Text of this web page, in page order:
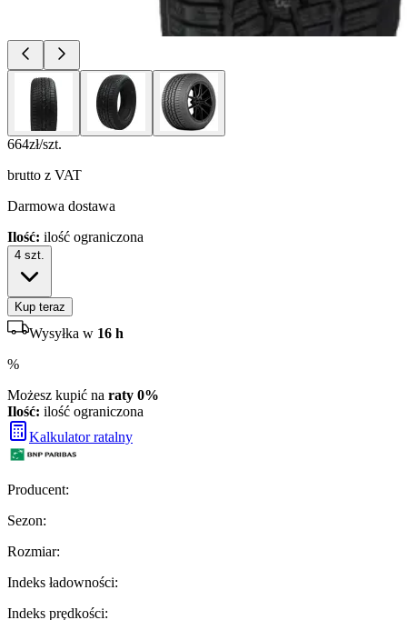
664zł/szt.
brutto z VAT
Darmowa dostawa
Ilość: ilość ograniczona
4 szt.
Kup teraz
Wysyłka w 16 h
%
Możesz kupić na raty 0%
Ilość: ilość ograniczona
Kalkulator ratalny
Producent:
Sezon:
Rozmiar:
Indeks ładowności:
Indeks prędkości: